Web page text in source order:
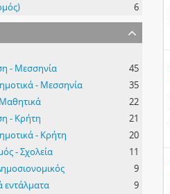
6
- Μεσσηνία
45
- Μεσσηνία
35
22
- Κρήτη
21
- Κρήτη
20
- Σχολεία
11
9
εντάλματα
9